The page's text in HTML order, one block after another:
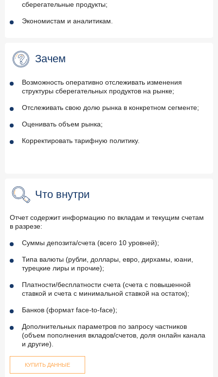
сберегательные продукты;
Экономистам и аналитикам.
Зачем
Возможность оперативно отслеживать изменения
структуры сберегательных продуктов на рынке;
Отслеживать свою долю рынка в конкретном сегменте;
Оценивать объем рынка;
Корректировать тарифную политику.
Что внутри
Отчет содержит информацию по вкладам и текущим счетам
в разрезе:
Суммы депозита/счета (всего 10 уровней);
Типа валюты (рубли, доллары, евро, дирхамы, юани,
турецкие лиры и прочие);
Платности/бесплатности счета (счета с повышенной
ставкой и счета с минимальной ставкой на остаток);
Банков (формат face-to-face);
Дополнительных параметров по запросу частников
(объем пополнения вкладов/счетов, доля онлайн канала
и другие).
КУПИТЬ ДАННЫЕ